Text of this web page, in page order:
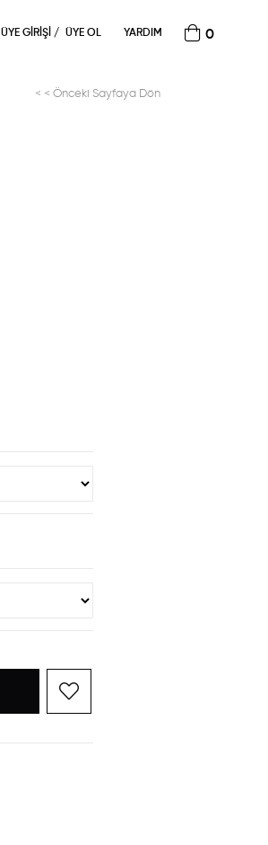
0
YARDIM
ÜYE GIRIŞI ÜYE OL
< < Önceki Sayfaya Dön